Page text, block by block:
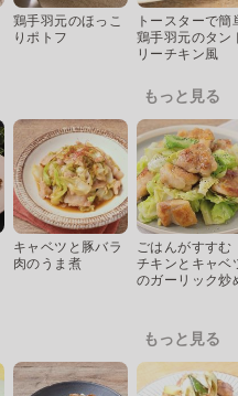
鶏手羽元のほっこ
りポトフ
トースターで簡
鶏手羽元のタン
リーチキン風
もっと見る
キャベツと豚バラ
肉のうま煮
ごはんがすすむ
チキンとキャベ
のガーリック炒
もっと見る